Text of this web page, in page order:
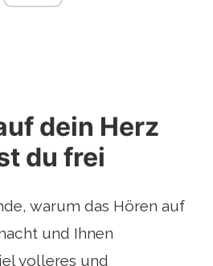
dein Herz
du frei
warum das Hören auf
und Ihnen
volleres und